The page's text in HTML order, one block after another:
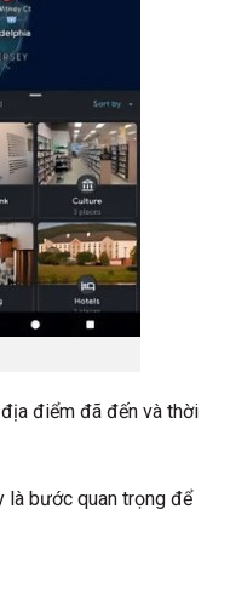
điểm đã đến và thời
là bước quan trọng để